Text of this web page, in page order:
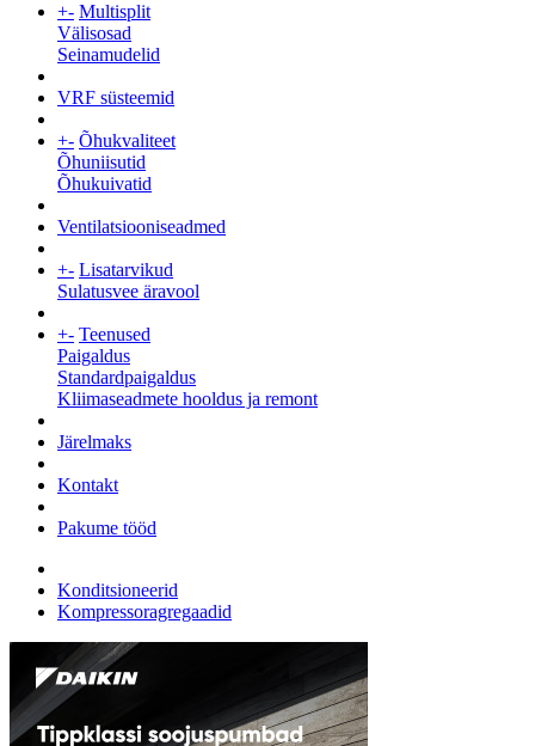
+- Multisplit
Välisosad
Seinamudelid
VRF süsteemid
+- Õhukvaliteet
Õhuniisutid
Õhukuivatid
Ventilatsiooniseadmed
+- Lisatarvikud
Sulatusvee äravool
+- Teenused
Paigaldus
Standardpaigaldus
Kliimaseadmete hooldus ja remont
Järelmaks
Kontakt
Pakume tööd
Konditsioneerid
Kompressoragregaadid